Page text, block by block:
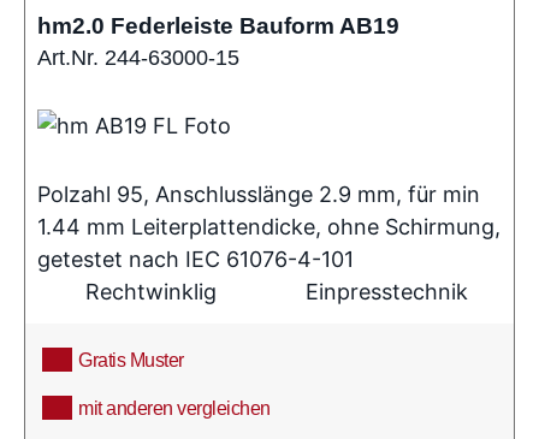
hm2.0 Federleiste Bauform AB19
Art.Nr. 244-63000-15
Polzahl 95, Anschlusslänge 2.9 mm, für min
1.44 mm Leiterplattendicke, ohne Schirmung,
getestet nach IEC 61076-4-101
Rechtwinklig
Einpresstechnik
Gratis Muster
mit anderen vergleichen